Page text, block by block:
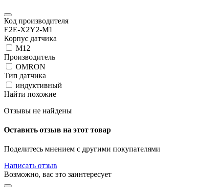
Код производителя
E2E-X2Y2-M1
Корпус датчика
М12
Производитель
OMRON
Тип датчика
индуктивный
Найти похожие
Отзывы не найдены
Оставить отзыв на этот товар
Поделитесь мнением с другими покупателями
Написать отзыв
Возможно, вас это заинтересует